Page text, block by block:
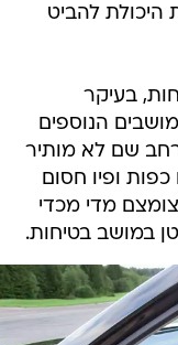
היכולת להביט
בעיקר
הנוספים
שם לא מותיר
ופיו חסום
מדי מכדי
במושב בטיחות.